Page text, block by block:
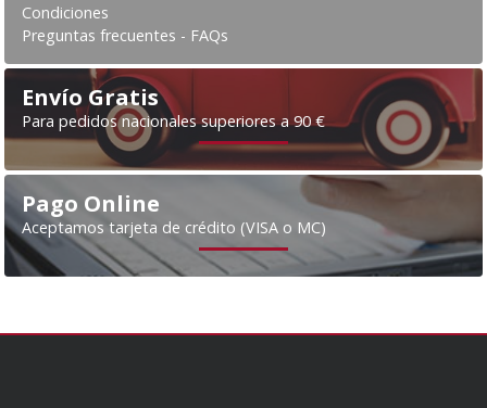
Condiciones
Preguntas frecuentes - FAQs
Envío Gratis
Para pedidos nacionales superiores a 90 €
Pago Online
Aceptamos tarjeta de crédito (VISA o MC)